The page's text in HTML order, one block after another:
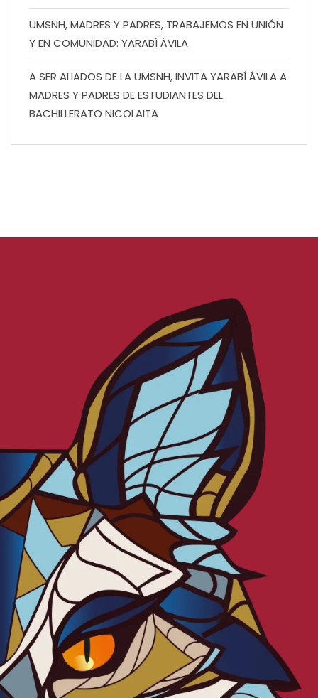
UMSNH, MADRES Y PADRES, TRABAJEMOS EN UNIÓN
Y EN COMUNIDAD: YARABÍ ÁVILA
A SER ALIADOS DE LA UMSNH, INVITA YARABÍ ÁVILA A
MADRES Y PADRES DE ESTUDIANTES DEL
BACHILLERATO NICOLAITA